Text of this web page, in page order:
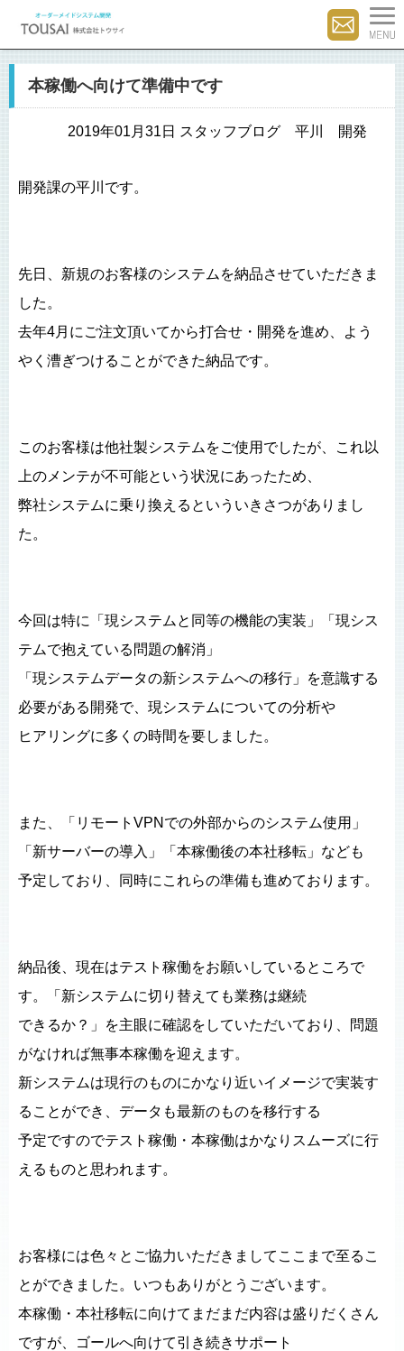
本稼働へ向けて準備中です
2019年01月31日 スタッフブログ 平川 開発
開発課の平川です。
先日、新規のお客様のシステムを納品させていただきま
した。
去年4月にご注文頂いてから打合せ・開発を進め、よう
やく漕ぎつけることができた納品です。
このお客様は他社製システムをご使用でしたが、これ以
上のメンテが不可能という状況にあったため、
弊社システムに乗り換えるといういきさつがありまし
た。
今回は特に「現システムと同等の機能の実装」「現シス
テムで抱えている問題の解消」
「現システムデータの新システムへの移行」を意識する
必要がある開発で、現システムについての分析や
ヒアリングに多くの時間を要しました。
また、「リモートVPNでの外部からのシステム使用」
「新サーバーの導入」「本稼働後の本社移転」なども
予定しており、同時にこれらの準備も進めております。
納品後、現在はテスト稼働をお願いしているところで
す。「新システムに切り替えても業務は継続
できるか？」を主眼に確認をしていただいており、問題
がなければ無事本稼働を迎えます。
新システムは現行のものにかなり近いイメージで実装す
ることができ、データも最新のものを移行する
予定ですのでテスト稼働・本稼働はかなりスムーズに行
えるものと思われます。
お客様には色々とご協力いただきましてここまで至るこ
とができました。いつもありがとうございます。
本稼働・本社移転に向けてまだまだ内容は盛りだくさん
ですが、ゴールへ向けて引き続きサポート